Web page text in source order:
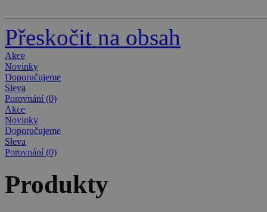
Přeskočit na obsah
Akce
Novinky
Doporučujeme
Sleva
Porovnání (0)
Akce
Novinky
Doporučujeme
Sleva
Porovnání (0)
Produkty